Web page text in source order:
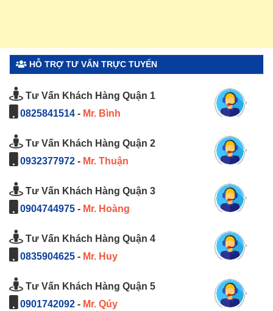
HỖ TRỢ TƯ VẤN TRỰC TUYẾN
Tư Vấn Khách Hàng Quận 1
0825841514 - Mr. Bình
Tư Vấn Khách Hàng Quận 2
0932377972 - Mr. Thuận
Tư Vấn Khách Hàng Quận 3
0904744975 - Mr. Hoàng
Tư Vấn Khách Hàng Quận 4
0835904625 - Mr. Huy
Tư Vấn Khách Hàng Quận 5
0901742092 - Mr. Qúy